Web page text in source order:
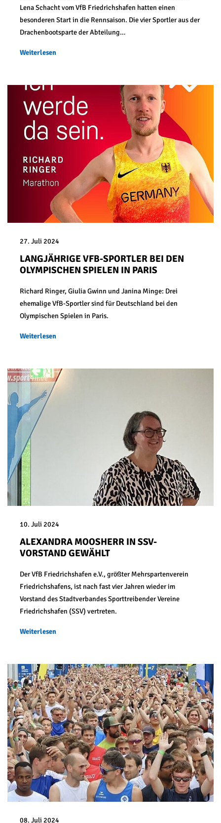
Lena Schacht vom VfB Friedrichshafen hatten einen
besonderen Start in die Rennsaison. Die vier Sportler aus der
Drachenbootsparte der Abteilung…
Weiterlesen
27. Juli 2024
LANGJÄHRIGE VFB-SPORTLER BEI DEN
OLYMPISCHEN SPIELEN IN PARIS
Richard Ringer, Giulia Gwinn und Janina Minge: Drei
ehemalige VfB-Sportler sind für Deutschland bei den
Olympischen Spielen in Paris.
Weiterlesen
10. Juli 2024
ALEXANDRA MOOSHERR IN SSV-
VORSTAND GEWÄHLT
Der VfB Friedrichshafen e.V., größter Mehrspartenverein
Friedrichshafens, ist nach fast vier Jahren wieder im
Vorstand des Stadtverbandes Sporttreibender Vereine
Friedrichshafen (SSV) vertreten.
Weiterlesen
08. Juli 2024